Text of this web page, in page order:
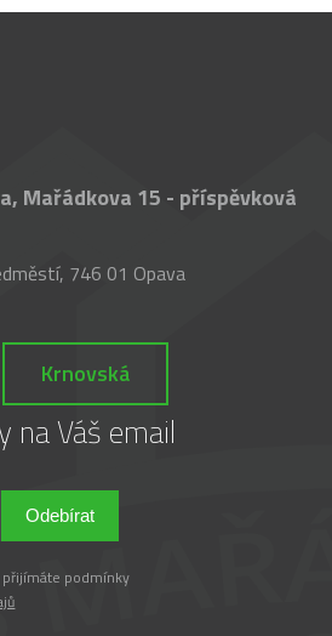
Mařádkova 15 - příspěvková
746 01 Opava
Krnovská
na Váš email
Odebírat
podmínky